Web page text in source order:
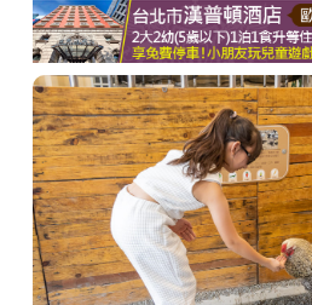
商家合作
推薦景點
討論區
聯絡我們